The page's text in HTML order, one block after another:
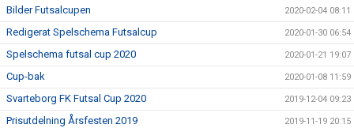
Bilder Futsalcupen 2020-02-04 08:11
Redigerat Spelschema Futsalcup 2020-01-30 06:54
Spelschema futsal cup 2020 2020-01-21 19:07
Cup-bak 2020-01-08 11:59
Svarteborg FK Futsal Cup 2020 2019-12-04 09:23
Prisutdelning Årsfesten 2019 2019-11-19 20:15